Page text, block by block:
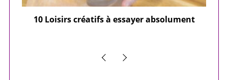
10 Loisirs créatifs à essayer absolument